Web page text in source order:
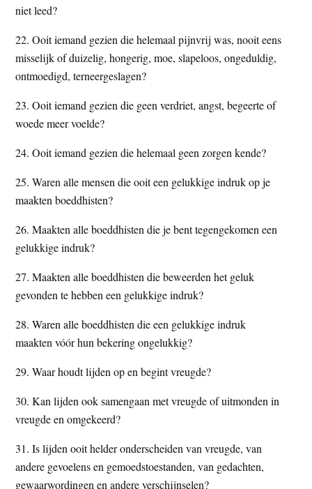
niet leed?
22. Ooit iemand gezien die helemaal pijnvrij was, nooit eens
misselijk of duizelig, hongerig, moe, slapeloos, ongeduldig,
ontmoedigd, terneergeslagen?
23. Ooit iemand gezien die geen verdriet, angst, begeerte of
woede meer voelde?
24. Ooit iemand gezien die helemaal geen zorgen kende?
25. Waren alle mensen die ooit een gelukkige indruk op je
maakten boeddhisten?
26. Maakten alle boeddhisten die je bent tegengekomen een
gelukkige indruk?
27. Maakten alle boeddhisten die beweerden het geluk
gevonden te hebben een gelukkige indruk?
28. Waren alle boeddhisten die een gelukkige indruk
maakten vóór hun bekering ongelukkig?
29. Waar houdt lijden op en begint vreugde?
30. Kan lijden ook samengaan met vreugde of uitmonden in
vreugde en omgekeerd?
31. Is lijden ooit helder onderscheiden van vreugde, van
andere gevoelens en gemoedstoestanden, van gedachten,
gewaarwordingen en andere verschijnselen?